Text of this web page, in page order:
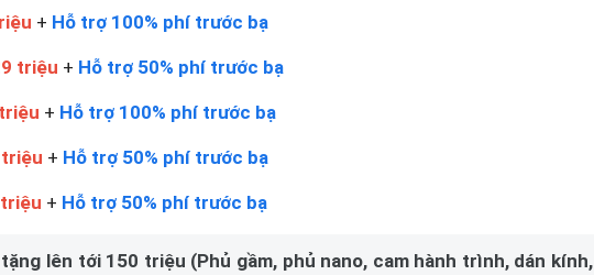
+ Hỗ trợ 100% phí trước bạ
triệu + Hỗ trợ 50% phí trước bạ
+ Hỗ trợ 100% phí trước bạ
triệu + Hỗ trợ 50% phí trước bạ
+ Hỗ trợ 50% phí trước bạ
lên tới 150 triệu (Phủ gầm, phủ nano, cam hành trình, dán kính,